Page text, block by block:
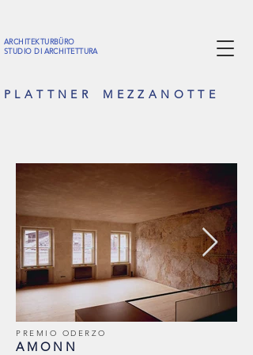
ARCHITEKTURBÜRO
STUDIO DI ARCHITETTURA
P L A T T N E R M E Z Z A N O T T E
PREMIO ODERZO
AMONN